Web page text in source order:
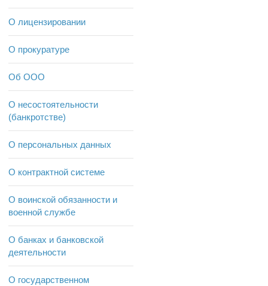
О лицензировании
О прокуратуре
Об ООО
О несостоятельности
(банкротстве)
О персональных данных
О контрактной системе
О воинской обязанности и
военной службе
О банках и банковской
деятельности
О государственном